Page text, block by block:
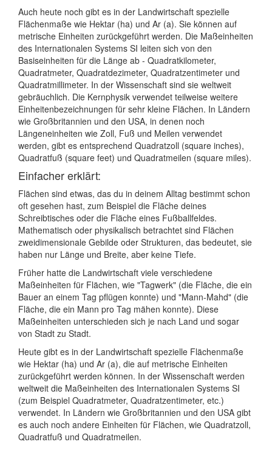
Auch heute noch gibt es in der Landwirtschaft spezielle
Flächenmaße wie Hektar (ha) und Ar (a). Sie können auf
metrische Einheiten zurückgeführt werden. Die Maßeinheiten
des Internationalen Systems SI leiten sich von den
Basiseinheiten für die Länge ab - Quadratkilometer,
Quadratmeter, Quadratdezimeter, Quadratzentimeter und
Quadratmillimeter. In der Wissenschaft sind sie weltweit
gebräuchlich. Die Kernphysik verwendet teilweise weitere
Einheitenbezeichnungen für sehr kleine Flächen. In Ländern
wie Großbritannien und den USA, in denen noch
Längeneinheiten wie Zoll, Fuß und Meilen verwendet
werden, gibt es entsprechend Quadratzoll (square inches),
Quadratfuß (square feet) und Quadratmeilen (square miles).
Einfacher erklärt:
Flächen sind etwas, das du in deinem Alltag bestimmt schon
oft gesehen hast, zum Beispiel die Fläche deines
Schreibtisches oder die Fläche eines Fußballfeldes.
Mathematisch oder physikalisch betrachtet sind Flächen
zweidimensionale Gebilde oder Strukturen, das bedeutet, sie
haben nur Länge und Breite, aber keine Tiefe.
Früher hatte die Landwirtschaft viele verschiedene
Maßeinheiten für Flächen, wie "Tagwerk" (die Fläche, die ein
Bauer an einem Tag pflügen konnte) und "Mann-Mahd" (die
Fläche, die ein Mann pro Tag mähen konnte). Diese
Maßeinheiten unterschieden sich je nach Land und sogar
von Stadt zu Stadt.
Heute gibt es in der Landwirtschaft spezielle Flächenmaße
wie Hektar (ha) und Ar (a), die auf metrische Einheiten
zurückgeführt werden können. In der Wissenschaft werden
weltweit die Maßeinheiten des Internationalen Systems SI
(zum Beispiel Quadratmeter, Quadratzentimeter, etc.)
verwendet. In Ländern wie Großbritannien und den USA gibt
es auch noch andere Einheiten für Flächen, wie Quadratzoll,
Quadratfuß und Quadratmeilen.